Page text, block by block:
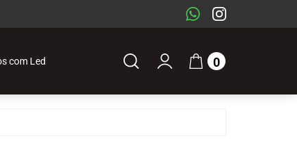
com Led 0